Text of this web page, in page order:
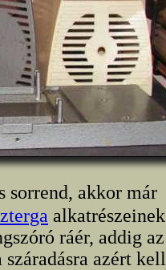
sorrend, akkor már
alkatrészeinek
ráér, addig az
azért kell